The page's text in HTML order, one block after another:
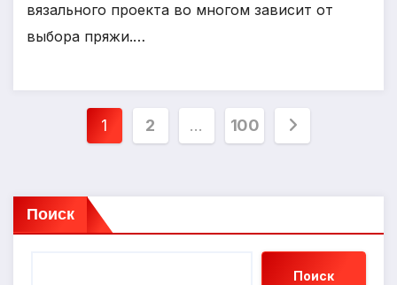
вязального проекта во многом зависит от
выбора пряжи.…
Пагинация
1 2 … 100
Поиск
Поиск